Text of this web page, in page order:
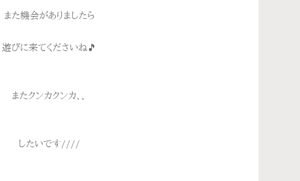
また機会がありましたら
遊びに来てくださいね🎵
またクンカクンカ、、
したいです////